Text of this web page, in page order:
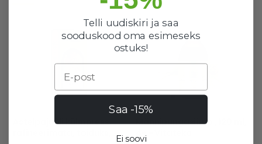
Astelpajuõli külmpress,
Männipungasiirup , 120 ml,
4+ - Vitateka
Telli uudiskiri ja saa
sooduskood oma esimeseks
ostuks!
Saa -15%
Ei soovi